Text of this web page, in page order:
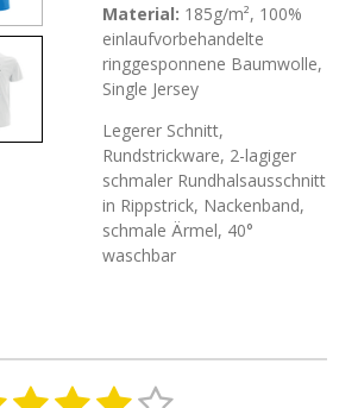
Material: 185g/m², 100%
einlaufvorbehandelte
ringgesponnene Baumwolle,
Single Jersey
Legerer Schnitt,
Rundstrickware, 2-lagiger
schmaler Rundhalsausschnitt
in Rippstrick, Nackenband,
schmale Ärmel, 40°
waschbar